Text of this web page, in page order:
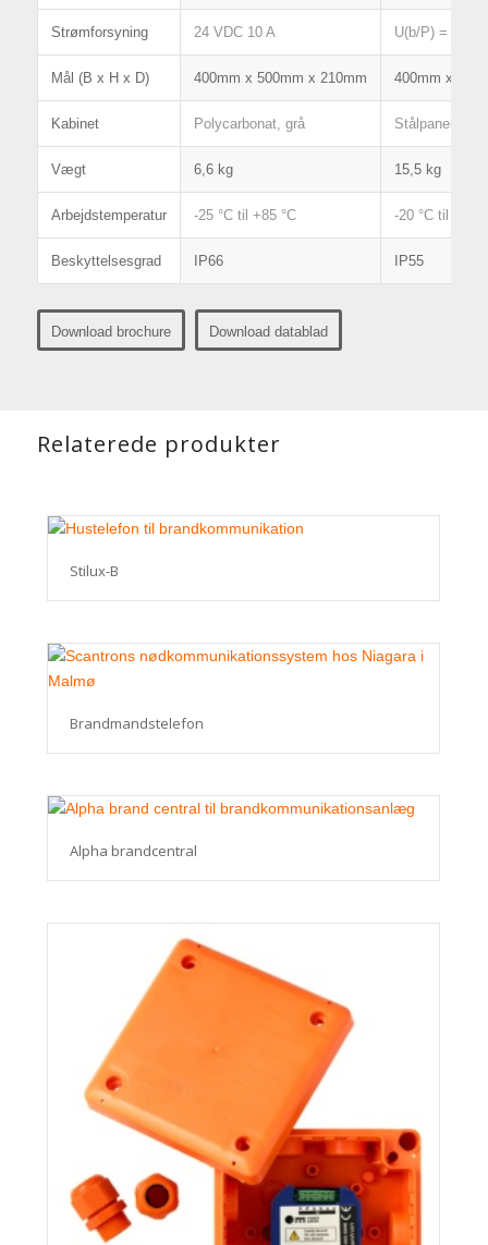
Strømforsyning 24 VDC 10 A U(b/P) = +15
Mål (B x H x D) 400mm x 500mm x 210mm 400mm x
Kabinet Polycarbonat, grå Stålpanel, grå
Vægt 6,6 kg 15,5 kg
Arbejdstemperatur -25 °C til +85 °C -20 °C til +40
Beskyttelsesgrad IP66 IP55
Download brochure Download datablad
Relaterede produkter
Stilux-B
Brandmandstelefon
Alpha brandcentral